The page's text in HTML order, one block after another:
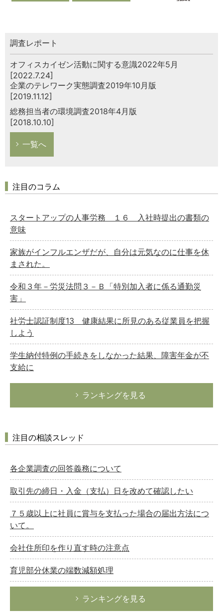
調査レポート
オフィスカイゼン活動に関する意識2022年5月
[2022.7.24]
企業のテレワーク実態調査2019年10月版
[2019.11.12]
総務担当者の環境調査2018年4月版
[2018.10.10]
一覧へ
注目のコラム
スタートアップの人事労務 １６ 入社時提出の書類の
意味
家族がインフルエンザだが、自分は元気なのに仕事を休
まされた。
令和３年－労災法問３－Ｂ「特別加入者に係る通勤災
害」
社労士認証制度13 健康結果に所見のある従業員を把握
しよう
学生納付特例の手続きをしなかった結果、障害年金が不
支給に
ランキングを見る
注目の相談スレッド
各企業調査の回答義務について
取引先の締日・入金（支払）日を改めて確認したい
７５歳以上に社員に賞与を支払った場合の届出方法につ
いて。
会社住所印を作り直す時の注意点
育児部分休業の端数減額処理
ランキングを見る